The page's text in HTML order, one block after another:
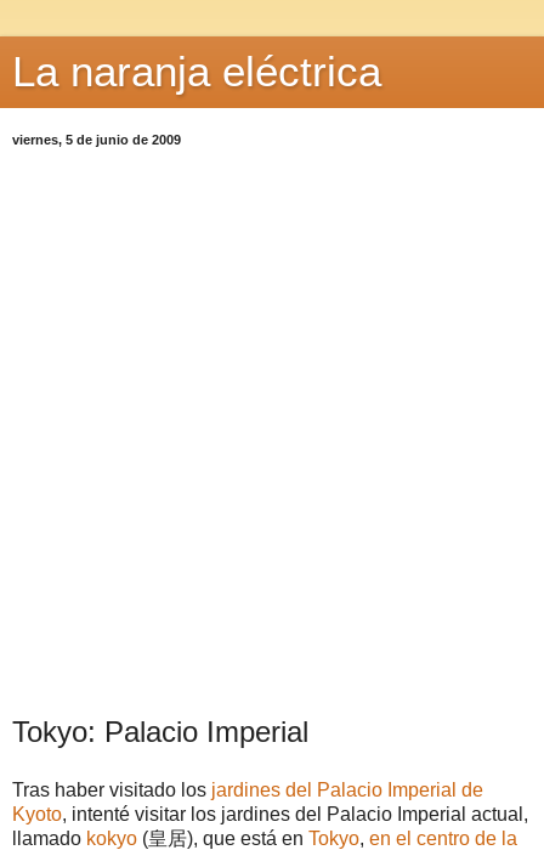
La naranja eléctrica
viernes, 5 de junio de 2009
Tokyo: Palacio Imperial
Tras haber visitado los jardines del Palacio Imperial de
Kyoto, intenté visitar los jardines del Palacio Imperial actual,
llamado kokyo (皇居), que está en Tokyo, en el centro de la